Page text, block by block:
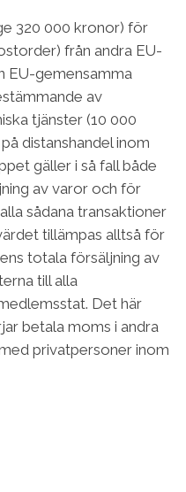
320 000 kronor) för
från andra EU-
EU-gemensamma
av
tjänster (10 000
distanshandel inom
gäller i så fall både
av varor och för
sådana transaktioner
tillämpas alltså för
totala försäljning av
till alla
Det här
betala moms i andra
privatpersoner inom